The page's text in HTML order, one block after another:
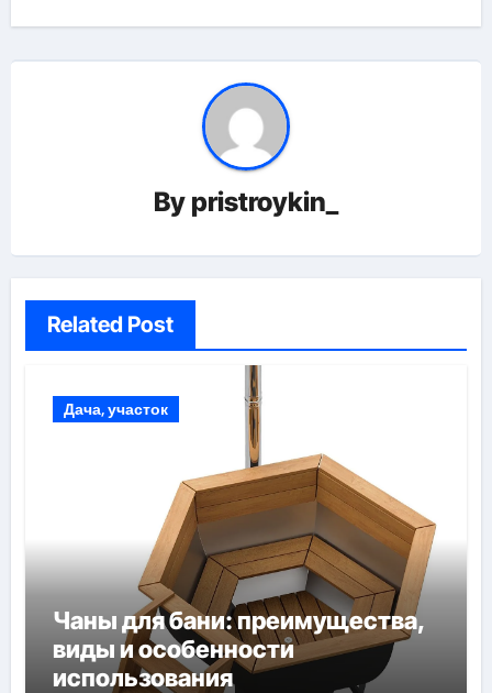
By pristroykin_
Related Post
Дача, участок
Чаны для бани: преимущества,
виды и особенности
использования